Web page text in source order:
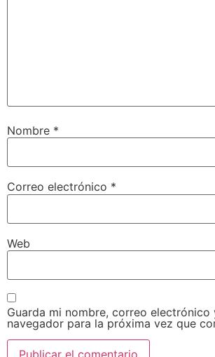
Nombre *
Correo electrónico *
Web
Guarda mi nombre, correo electrónico
navegador para la próxima vez que